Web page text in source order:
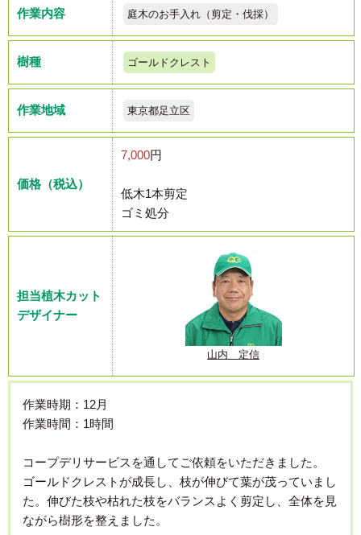
作業内容 庭木のお手入れ（剪定・伐採）
樹種 ゴールドクレスト
作業地域 東京都足立区
価格（税込）
7,000円
低木1本剪定
ゴミ処分
担当植木カット
デザイナー
山内 定信
作業時期：12月
作業時間：1時間
コープデリサービスを通してご依頼をいただきました。
ゴールドクレストが成長し、枝が伸びて葉が茂っていまし
た。伸びた枝や枯れた枝をバランスよく剪定し、全体を見
ながら樹形を整えました。